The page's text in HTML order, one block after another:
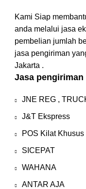
Kami Siap
anda melalui jasa
pembelian jumlah
jasa pengiriman
Jakarta .
Jasa pengiriman
JNE REG ,
J&T Ekspress
POS Kilat Khusus
SICEPAT
WAHANA
ANTAR AJA